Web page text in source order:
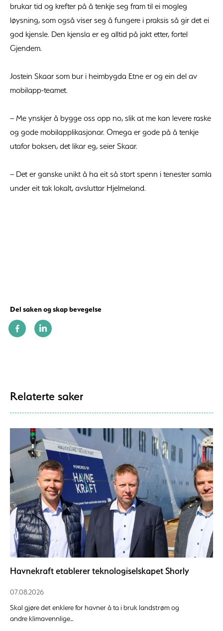
brukar tid og krefter på å tenkje seg fram til ei mogleg
løysning, som også viser seg å fungere i praksis så gir det ei
god kjensle. Den kjensla er eg alltid på jakt etter, fortel
Gjendem.
Jostein Skaar som bur i heimbygda Etne er og ein del av
mobilapp-teamet.
– Me ynskjer å bygge oss opp no, slik at me kan levere raske
og gode mobilapplikasjonar. Omega er gode på å tenkje
utafor boksen, det likar eg, seier Skaar.
– Det er ganske unikt å ha eit så stort spenn i tenester samla
under eit tak lokalt, avsluttar Hjelmeland.
Del saken og skap bevegelse
Relaterte saker
Havnekraft etablerer teknologiselskapet Shorly
07.08.2026
Skal gjøre det enklere for havner å ta i bruk landstrøm og
andre klimavennlige...